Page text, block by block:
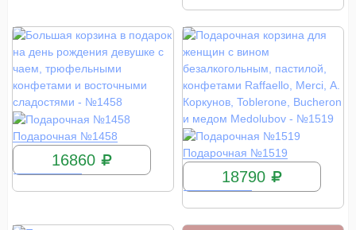
Подарочная №1458
КУПИТЬ
16860
Подарочная №1519
КУПИТЬ
18790